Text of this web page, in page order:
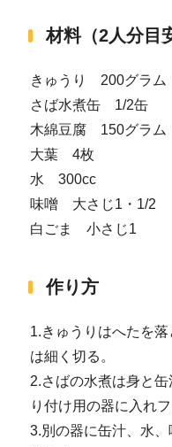
材料（2人分目
きゅうり 200グラム
さば水煮缶 1/2缶
木綿豆腐 150グラム
大葉 4枚
水 300cc
味噌 大さじ1・1/2
白ごま 小さじ1
作り方
1.きゅうりはへたを
は細く切る。
2.さばの水煮は身と
り付け用の器に入れ
3.別の器に缶汁、水